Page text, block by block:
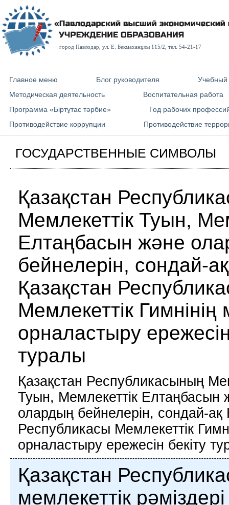
город Павлодар, ул. E. Бекмаханұлы 115/2, тел. 54-21-17
Главное меню Блог руководителя
Учебный
Методическая деятельность
Воспитательная работа
Программа «Біртұтас тәрбие»
Год рабочих
Противодействие коррупции
Противодействие
ГОСУДАРСТВЕННЫЕ СИМВОЛЫ
Қазақстан
Мемлекеттік Туын,
Елтаңбасын және
бейнелерін, сондай-ақ
Қазақстан
Мемлекеттік Гимнінің
орналастыру
туралы
Қазақстан Республикасының
Туын, Мемлекеттік Елтаңбасын
олардың бейнелерін, сондай-ақ
Республикасы Мемлекеттік
орналастыру ережесін бекіту
Қазақстан
мемлекеттік